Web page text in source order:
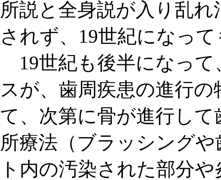
所説と全身説が入り乱
されず、19世紀になっ
19世紀も後半になって
スが、歯周疾患の進行
て、次第に骨が進行し
所療法（ ブラッシング
ト内の汚染された部分